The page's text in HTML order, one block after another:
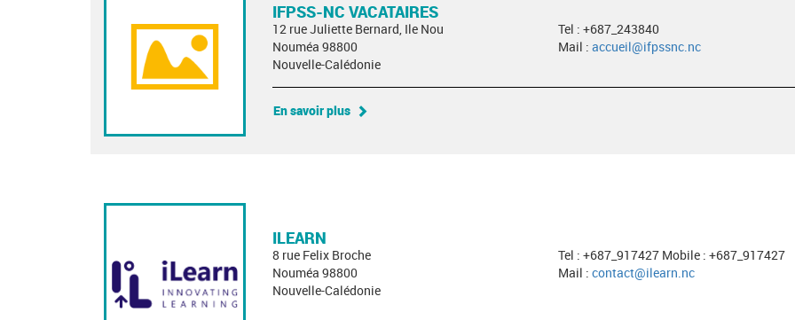
IFPSS-NC VACATAIRES
12 rue Juliette Bernard, Ile Nou
Nouméa 98800
Nouvelle-Calédonie
Tel : +687_243840
Mail : accueil@ifpssnc.nc
En savoir plus
ILEARN
8 rue Felix Broche
Nouméa 98800
Nouvelle-Calédonie
Tel : +687_917427 Mobile : +687_917427
Mail : contact@ilearn.nc